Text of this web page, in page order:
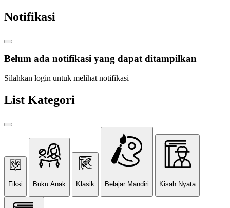
Notifikasi
Belum ada notifikasi yang dapat ditampilkan
Silahkan login untuk melihat notifikasi
List Kategori
Fiksi Buku Anak Klasik Belajar Mandiri Kisah Nyata